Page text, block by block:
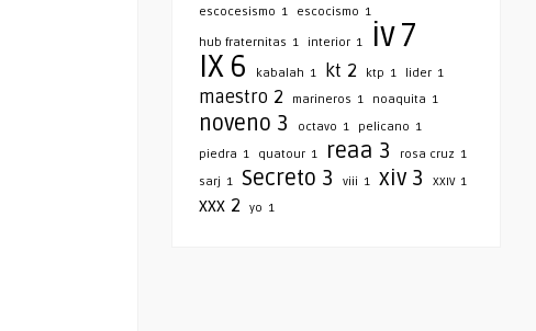
escocesismo 1 escocismo 1
hub fraternitas 1 interior 1 iv7
IX 6 kabalah 1 kt 2 ktp 1 lider 1
maestro 2 marineros 1 noaquita 1
noveno 3 octavo 1 pelicano 1
piedra 1 quatour 1 reaa 3 rosa cruz 1
sarj 1 Secreto 3 viii 1 xiv 3 XXIV 1
xxx 2 yo 1